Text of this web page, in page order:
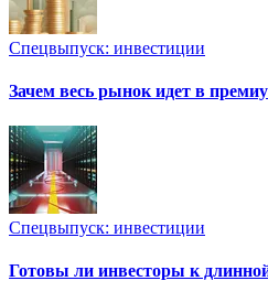
Спецвыпуск: инвестиции
Зачем весь рынок идет в
Спецвыпуск: инвестиции
Готовы ли инвесторы к